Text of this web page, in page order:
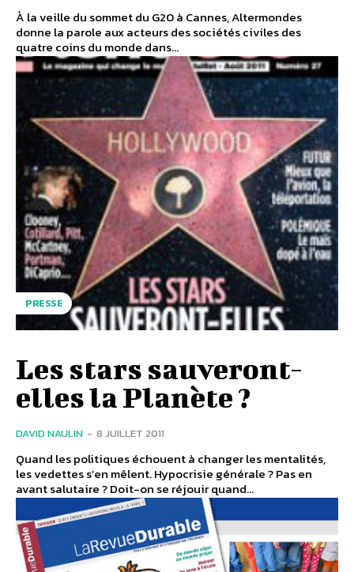
À la veille du sommet du G20 à Cannes, Altermondes
donne la parole aux acteurs des sociétés civiles des
quatre coins du monde dans...
PRESSE
Les stars sauveront-
elles la Planète ?
DAVID NAULIN - 8 JUILLET 2011
Quand les politiques échouent à changer les mentalités,
les vedettes s’en mêlent. Hypocrisie générale ? Pas en
avant salutaire ? Doit-on se réjouir quand...